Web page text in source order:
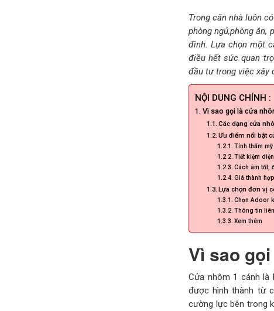
Trong căn nhà luôn
phòng ngủ,phòng ăn,
đình. Lựa chọn một
điều hết sức quan
đầu tư trong việc xây
NỘI DUNG CHÍNH :
Vì sao gọi là cửa
Các dạng cửa
Ưu điểm nổi bật
Tính thẩm
Tiết kiệm
Cách âm tốt,
Giá thành
Lựa chọn đơn vị
Chọn Adoor
Thông tin
Xem thêm
Vì sao
Cửa nhôm 1 cánh
được hình thành từ
cường lực bên trong